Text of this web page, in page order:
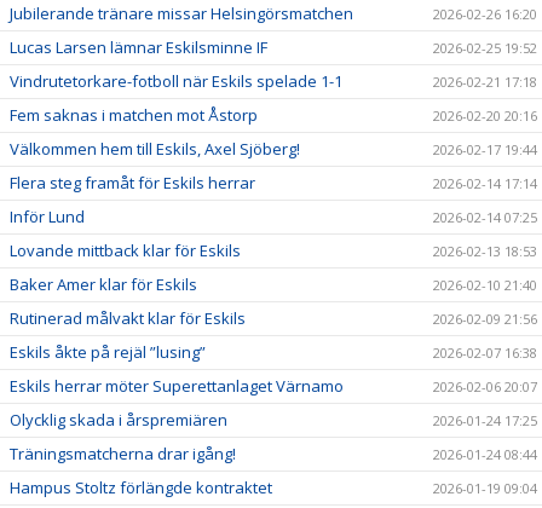
Jubilerande tränare missar Helsingörsmatchen 2026-02-26 16:20
Lucas Larsen lämnar Eskilsminne IF 2026-02-25 19:52
Vindrutetorkare-fotboll när Eskils spelade 1-1 2026-02-21 17:18
Fem saknas i matchen mot Åstorp 2026-02-20 20:16
Välkommen hem till Eskils, Axel Sjöberg! 2026-02-17 19:44
Flera steg framåt för Eskils herrar 2026-02-14 17:14
Inför Lund 2026-02-14 07:25
Lovande mittback klar för Eskils 2026-02-13 18:53
Baker Amer klar för Eskils 2026-02-10 21:40
Rutinerad målvakt klar för Eskils 2026-02-09 21:56
Eskils åkte på rejäl ”lusing” 2026-02-07 16:38
Eskils herrar möter Superettanlaget Värnamo 2026-02-06 20:07
Olycklig skada i årspremiären 2026-01-24 17:25
Träningsmatcherna drar igång! 2026-01-24 08:44
Hampus Stoltz förlängde kontraktet 2026-01-19 09:04